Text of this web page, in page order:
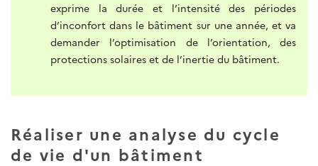
exprime la durée et l’intensité des périodes
d’inconfort dans le bâtiment sur une année, et va
demander l’optimisation de l’orientation, des
protections solaires et de l’inertie du bâtiment.
Réaliser une analyse du cycle
de vie d'un bâtiment